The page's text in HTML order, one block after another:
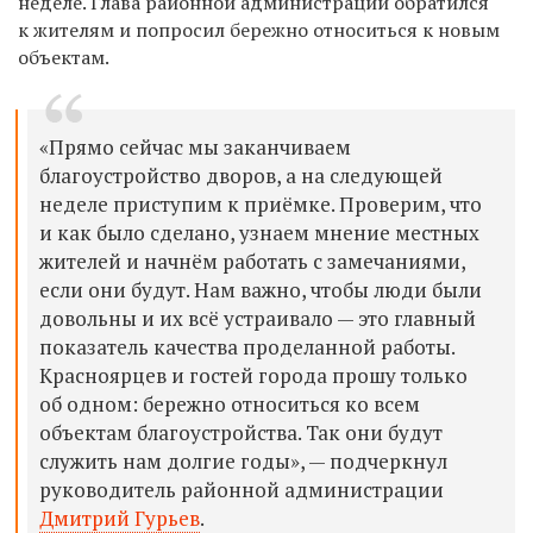
к жителям и попросил бережно относиться к новым
объектам.
«Прямо сейчас мы заканчиваем
благоустройство дворов, а на следующей
неделе приступим к приёмке. Проверим, что
и как было сделано, узнаем мнение местных
жителей и начнём работать с замечаниями,
если они будут. Нам важно, чтобы люди были
довольны и их всё устраивало — это главный
показатель качества проделанной работы.
Красноярцев и гостей города прошу только
об одном: бережно относиться ко всем
объектам благоустройства. Так они будут
служить нам долгие годы», — подчеркнул
руководитель районной администрации
Дмитрий Гурьев.